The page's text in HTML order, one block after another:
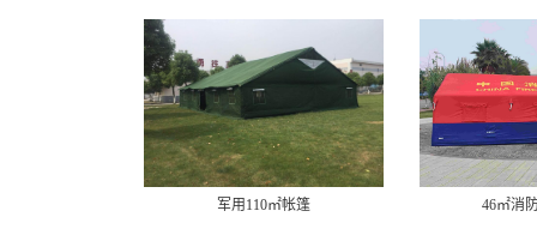
46㎡消防充气帐篷 12㎡